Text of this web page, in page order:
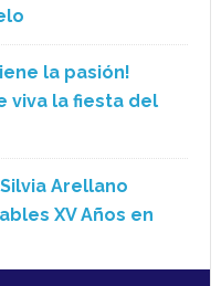
la pasión!
viva la fiesta del
Arellano
XV Años en